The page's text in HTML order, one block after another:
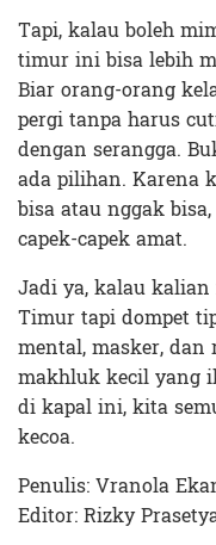
Tapi, kalau boleh
timur ini bisa lebih
Biar orang-orang
pergi tanpa harus
dengan serangga.
ada pilihan. Karena
bisa atau nggak
capek-capek amat.
Jadi ya, kalau
Timur tapi dompet
mental, masker,
makhluk kecil yang
di kapal ini, kita
kecoa.
Penulis: Vranola
Editor: Rizky